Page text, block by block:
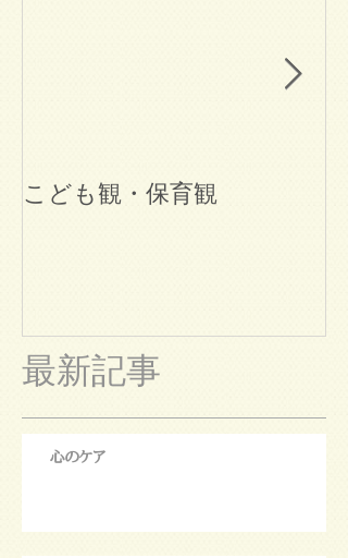
こども観・保育観
最新記事
心のケア